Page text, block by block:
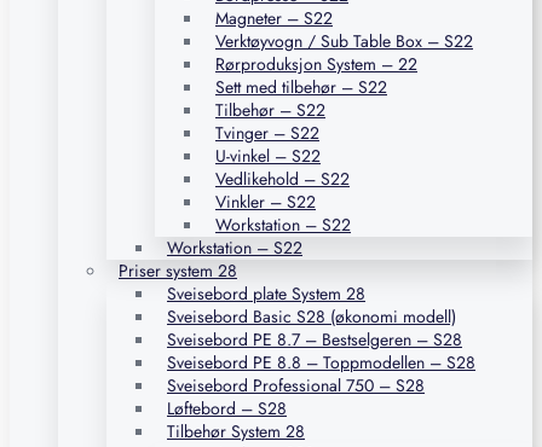
Magneter – S22
Verktøyvogn / Sub Table Box – S22
Rørproduksjon System – 22
Sett med tilbehør – S22
Tilbehør – S22
Tvinger – S22
U-vinkel – S22
Vedlikehold – S22
Vinkler – S22
Workstation – S22
Workstation – S22
Priser system 28
Sveisebord plate System 28
Sveisebord Basic S28 (økonomi modell)
Sveisebord PE 8.7 – Bestselgeren – S28
Sveisebord PE 8.8 – Toppmodellen – S28
Sveisebord Professional 750 – S28
Løftebord – S28
Tilbehør System 28